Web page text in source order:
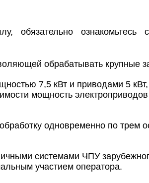
обязательно ознакомьтесь
обрабатывать крупные
7,5 кВт и приводами 5
мощность
одновременно по трем
системами ЧПУ
участием оператора.